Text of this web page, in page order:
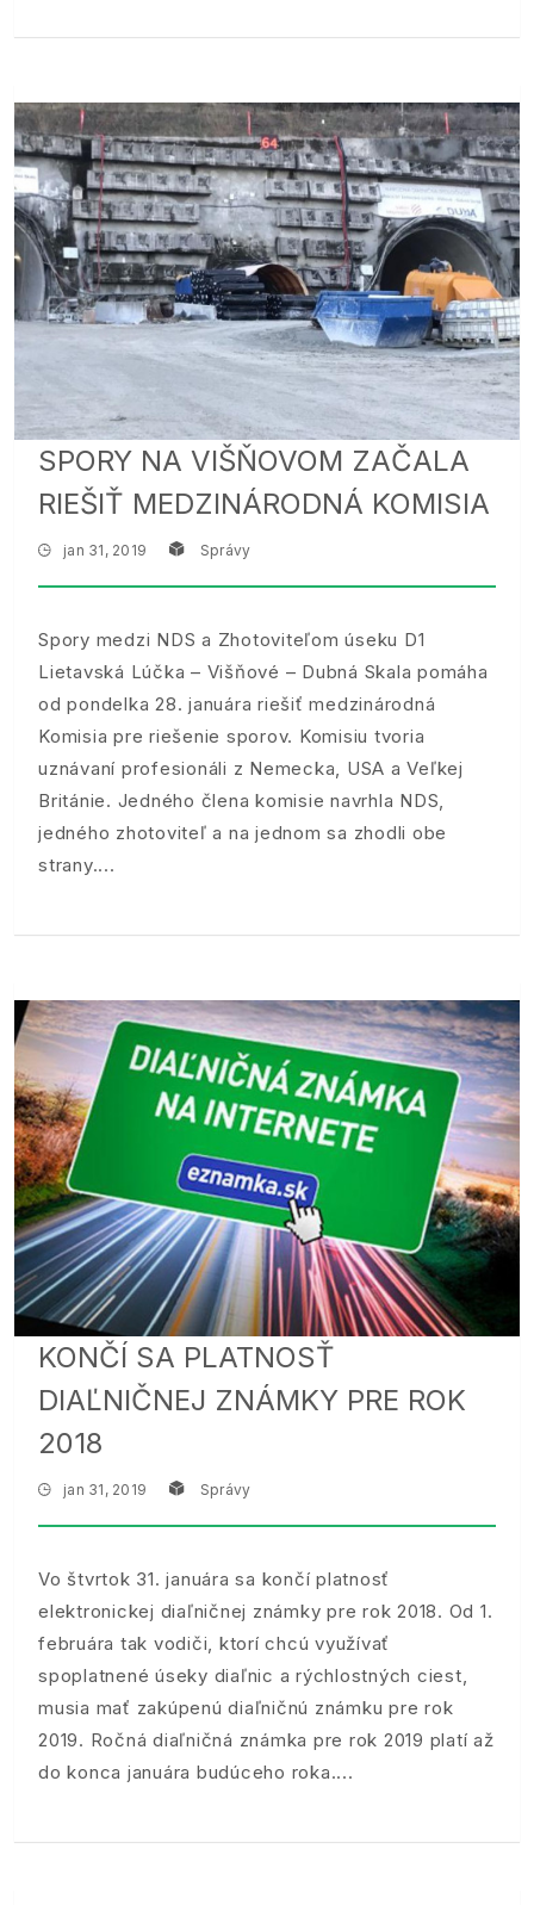
SPORY NA VIŠŇOVOM ZAČALA
RIEŠIŤ MEDZINÁRODNÁ KOMISIA
jan 31, 2019 Správy
Spory medzi NDS a Zhotoviteľom úseku D1
Lietavská Lúčka – Višňové – Dubná Skala pomáha
od pondelka 28. januára riešiť medzinárodná
Komisia pre riešenie sporov. Komisiu tvoria
uznávaní profesionáli z Nemecka, USA a Veľkej
Británie. Jedného člena komisie navrhla NDS,
jedného zhotoviteľ a na jednom sa zhodli obe
strany.
KONČÍ SA PLATNOSŤ
DIAĽNIČNEJ ZNÁMKY PRE ROK
2018
jan 31, 2019 Správy
Vo štvrtok 31. januára sa končí platnosť
elektronickej diaľničnej známky pre rok 2018. Od 1.
februára tak vodiči, ktorí chcú využívať
spoplatnené úseky diaľnic a rýchlostných ciest,
musia mať zakúpenú diaľničnú známku pre rok
2019. Ročná diaľničná známka pre rok 2019 platí až
do konca januára budúceho roka.